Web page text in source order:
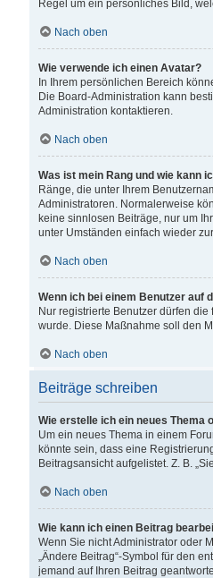
Regel um ein persönliches Bild,
Nach oben
Wie verwende ich einen Avatar?
In Ihrem persönlichen Bereich
Die Board-Administration kann
Administration kontaktieren.
Nach oben
Was ist mein Rang und wie kann
Ränge, die unter Ihrem
Administratoren. Normalerweise
keine sinnlosen Beiträge, nur um
unter Umständen einfach wieder
Nach oben
Wenn ich bei einem Benutzer auf
Nur registrierte Benutzer dürfen
wurde. Diese Maßnahme soll den
Nach oben
Beiträge schreiben
Wie erstelle ich ein neues Thema
Um ein neues Thema in einem
könnte sein, dass eine
Beitragsansicht aufgelistet. Z. B.
Nach oben
Wie kann ich einen Beitrag
Wenn Sie nicht Administrator oder
„Ändere Beitrag“-Symbol für den
jemand auf Ihren Beitrag